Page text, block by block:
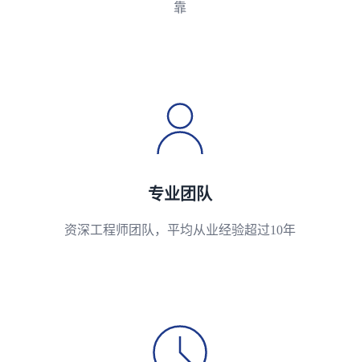
靠
专业团队
资深工程师团队，平均从业经验超过10年